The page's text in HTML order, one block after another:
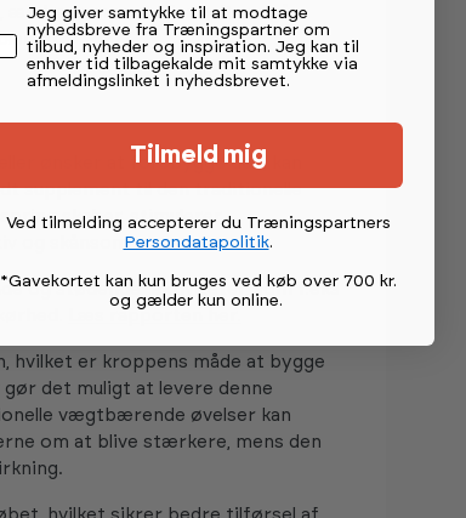
ændre tempoet eller helt undgå
ønsker at forebygge den, kan
supplement til den traditionelle
skaber, stimulerer
og skånsom.
og stødende” aktiviteter, som f.eks
hvilket er kroppens måde at bygge
det muligt at levere denne
vægtbærende øvelser kan
om at blive stærkere, mens den
Permission tekst
Jeg giver samtykke til at modtage
nyhedsbreve fra Træningspartner om
tilbud, nyheder og inspiration. Jeg kan til
enhver tid tilbagekalde mit samtykke via
afmeldingslinket i nyhedsbrevet.
Tilmeld mig
Ved tilmelding accepterer du Træningspartners
Persondatapolitik.
*Gavekortet kan kun bruges ved køb over 700 kr.
og gælder kun online.